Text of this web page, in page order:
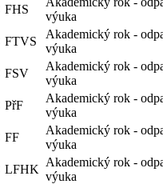
FHS
výuka
FTVS
Akademický rok -
výuka
FSV
Akademický rok -
výuka
PřF
Akademický rok -
výuka
FF
Akademický rok -
výuka
LFHK
Akademický rok -
výuka